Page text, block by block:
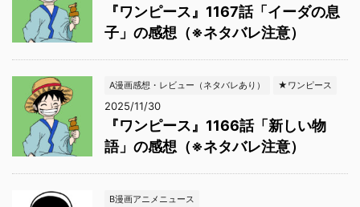
『ワンピース』1167話「イーダの息
子」の感想（※ネタバレ注意）
A漫画感想・レビュー（ネタバレあり） ★ワンピース
2025/11/30
『ワンピース』1166話「新しい物
語」の感想（※ネタバレ注意）
B漫画アニメニュース